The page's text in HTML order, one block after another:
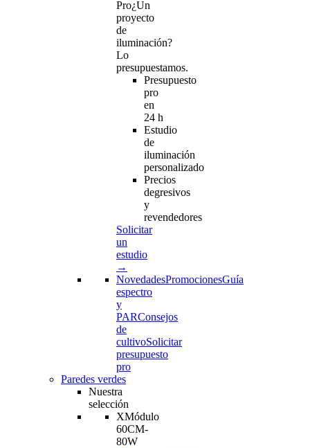
Pro¿Un
proyecto
de
iluminación?
Lo
presupuestamos.
Presupuesto
pro
en
24 h
Estudio
de
iluminación
personalizado
Precios
degresivos
y
revendedores
Solicitar
un
estudio
→
NovedadesPromocionesGuía
espectro
y
PARConsejos
de
cultivoSolicitar
presupuesto
pro
Paredes verdes
Nuestra
selección
XMódulo
60CM-
80W